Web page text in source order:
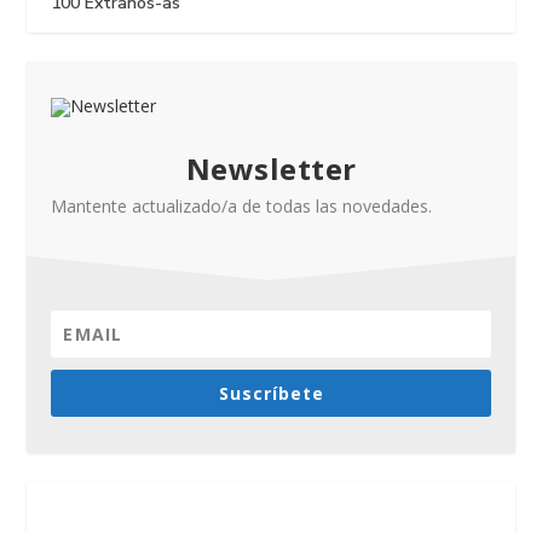
Newsletter
Mantente actualizado/a de todas las novedades.
Suscríbete